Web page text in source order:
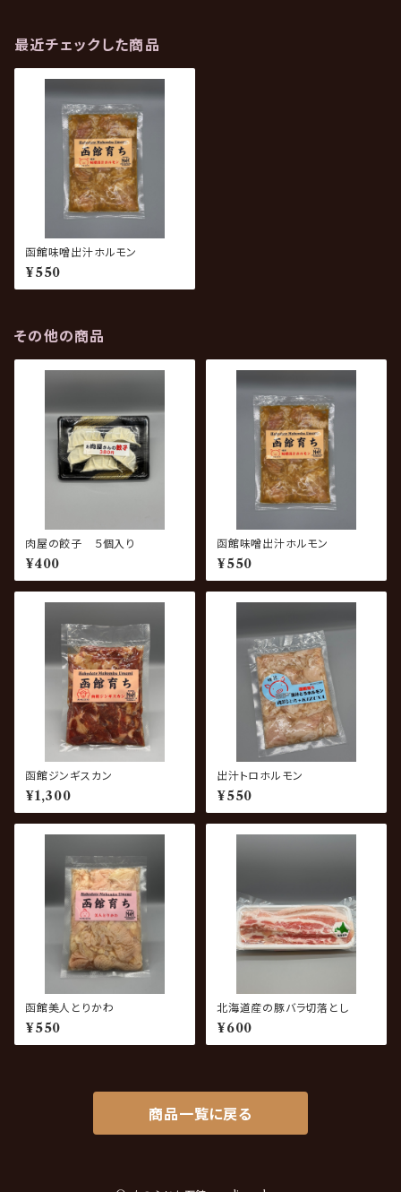
最近チェックした商品
函館味噌出汁ホルモン
¥550
その他の商品
肉屋の餃子 ５個入り
¥400
函館味噌出汁ホルモン
¥550
函館ジンギスカン
¥1,300
出汁トロホルモン
¥550
函館美人とりかわ
¥550
北海道産の豚バラ切落とし
¥600
商品一覧に戻る